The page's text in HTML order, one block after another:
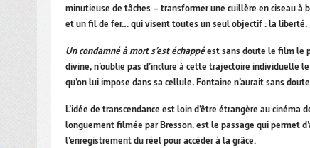
minutieuse de tâches – transformer une cuillère en ciseau à
et un fil de fer… qui visent toutes un seul objectif : la liberté.
Un condamné à mort s’est échappéest sans doute le film le
divine, n’oublie pas d’inclure à cette trajectoire individuelle
qu’on lui impose dans sa cellule, Fontaine n’aurait sans
L’idée de transcendance est loin d’être étrangère au
longuement filmée par Bresson, est le passage qui permet
l’enregistrement du réel pour accéder à la grâce.